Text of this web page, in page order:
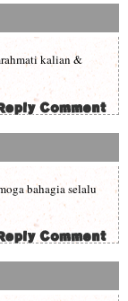
kalian &
bahagia selalu